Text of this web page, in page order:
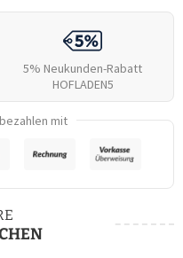
5% Neukunden-Rabatt
HOFLADEN5
mit